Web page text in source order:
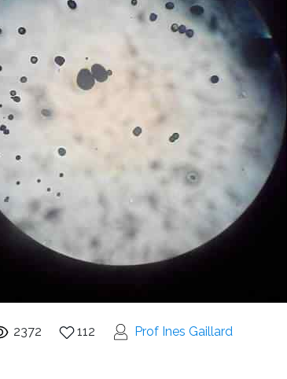
2372 112 Prof Ines Gaillard